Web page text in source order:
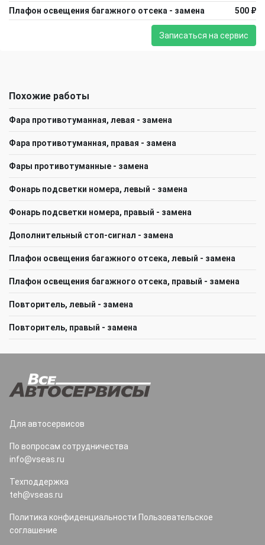
Плафон освещения багажного отсека - замена 500 ₽
Записаться на сервис
Похожие работы
Фара противотуманная, левая - замена
Фара противотуманная, правая - замена
Фары противотуманные - замена
Фонарь подсветки номера, левый - замена
Фонарь подсветки номера, правый - замена
Дополнительный стоп-сигнал - замена
Плафон освещения багажного отсека, левый - замена
Плафон освещения багажного отсека, правый - замена
Повторитель, левый - замена
Повторитель, правый - замена
Для автосервисов
По вопросам сотрудничества
info@vseas.ru
Техподдержка
teh@vseas.ru
Политика конфиденциальности Пользовательское
соглашение